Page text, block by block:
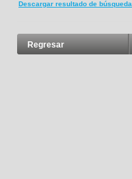
Descargar resultado de búsqueda
Regresar